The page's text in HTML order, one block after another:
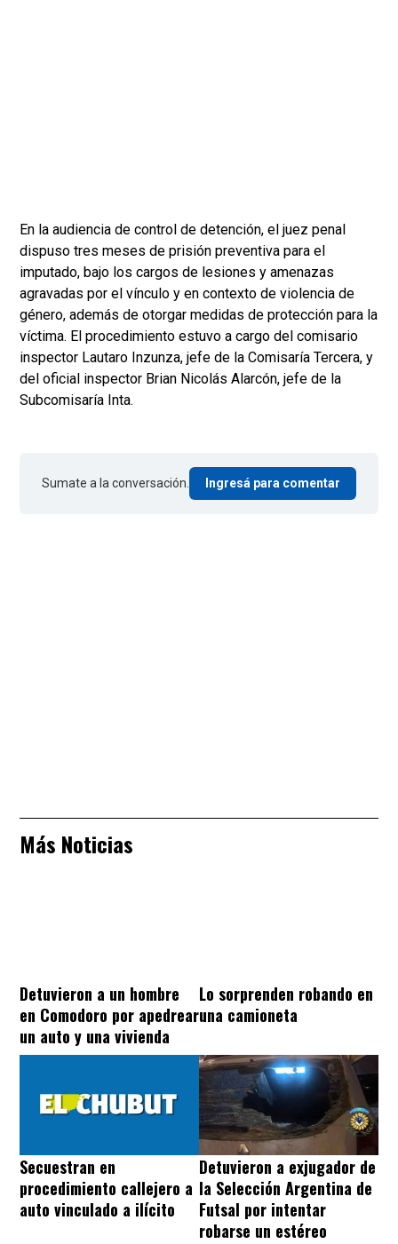
En la audiencia de control de detención, el juez penal
dispuso tres meses de prisión preventiva para el
imputado, bajo los cargos de lesiones y amenazas
agravadas por el vínculo y en contexto de violencia de
género, además de otorgar medidas de protección para la
víctima. El procedimiento estuvo a cargo del comisario
inspector Lautaro Inzunza, jefe de la Comisaría Tercera, y
del oficial inspector Brian Nicolás Alarcón, jefe de la
Subcomisaría Inta.
Sumate a la conversación. Ingresá para comentar
Más Noticias
Detuvieron a un hombre
en Comodoro por apedrear
un auto y una vivienda
Lo sorprenden robando en
una camioneta
Secuestran en
procedimiento callejero a
auto vinculado a ilícito
Detuvieron a exjugador de
la Selección Argentina de
Futsal por intentar
robarse un estéreo